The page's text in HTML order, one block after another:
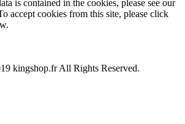
is contained in the cookies, please see our
accept cookies from this site, please click
kingshop.fr All Rights Reserved.